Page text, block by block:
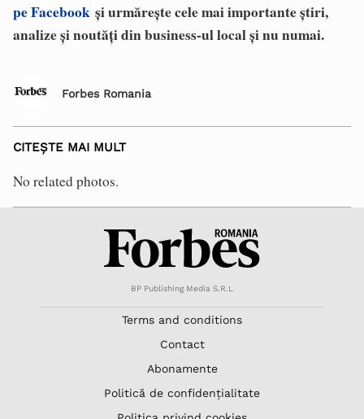
pe Facebook și urmărește cele mai importante știri,
analize și noutăți din business-ul local și nu numai.
Forbes Romania
CITEȘTE MAI MULT
No related photos.
BP Publishing Media S.R.L
Terms and conditions
Contact
Abonamente
Politică de confidențialitate